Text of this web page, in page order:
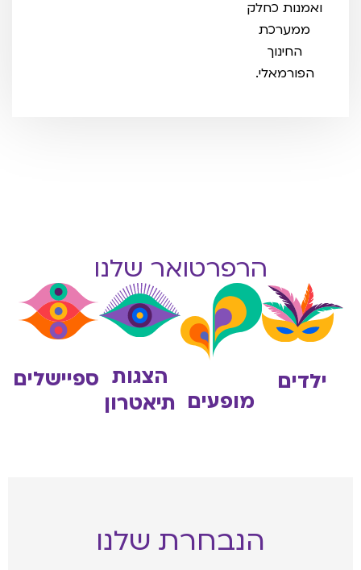
ואמנות כחלק
ממערכת
החינוך
הפורמאלי.
הרפרטואר שלנו
ילדים
מופעים
הצגות
תיאטרון
ספיישלים
הנבחרת שלנו